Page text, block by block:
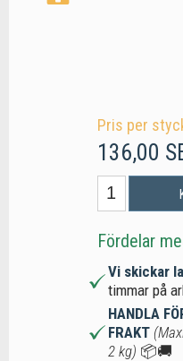
Pris per
136,00
Fördelar
Vi skickar
timmar på
HANDLA
FRAKT
2 kg) 📦🚚